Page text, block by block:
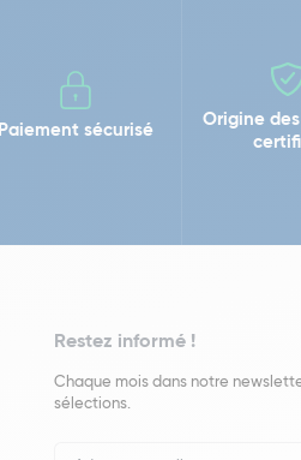
Paiement sécurisé
Origine
Restez informé !
Chaque mois dans notre
sélections.